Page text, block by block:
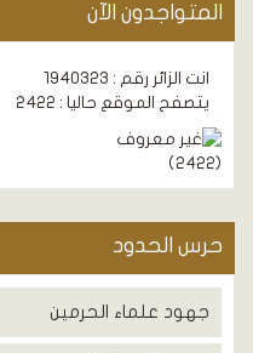
المتواجدون الآن
انت الزائر رقم : 1940323
يتصفح الموقع حاليا : 2422
(
2422
)
حرس الحدود
جهود علماء الحرمين